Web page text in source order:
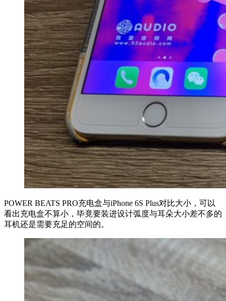
POWER BEATS PRO充电盒与iPhone 6S Plus对比大小，可以
看出充电盒不算小，毕竟要装进设计弧度与耳朵大小差不多的
耳机还是需要充足的空间的。